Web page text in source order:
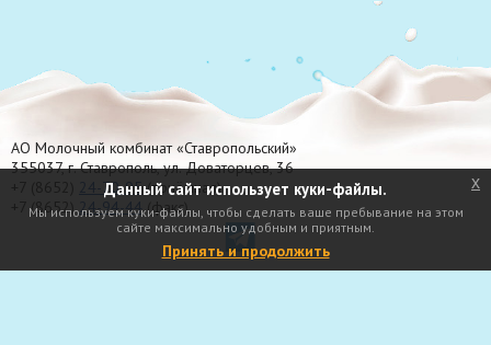
АО Молочный комбинат «Ставропольский»
355037, г. Ставрополь, ул. Доваторцев, 36
24-70-95(приёмная)
+7 (8652) 24-94-44(факс)
Данный сайт использует куки-файлы.
Мы используем куки-файлы, чтобы сделать ваше пребывание на этом
сайте максимально удобным и приятным.
Принять и продолжить
x